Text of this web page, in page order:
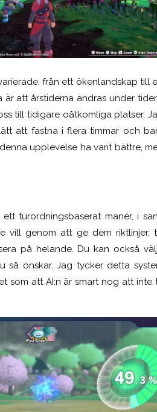
från ett ökenlandskap till
att årstiderna ändras under
till tidigare oåtkomliga platser.
att fastna i flera timmar och
upplevelse ha varit bättre,
turordningsbaserat manér, i
vill genom att ge dem riktlinjer,
på helande. Du kan också
så önskar. Jag tycker detta
som att AI:n är smart nog att inte